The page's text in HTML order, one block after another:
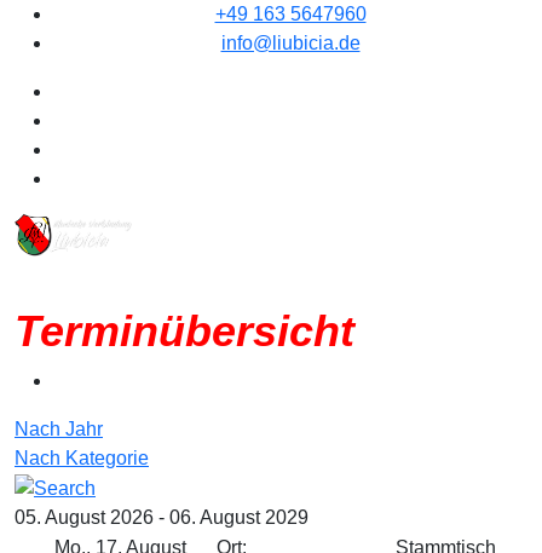
+49 163 5647960
info@liubicia.de
Terminübersicht
Nach Jahr
Nach Kategorie
05. August 2026 - 06. August 2029
Mo., 17. August
Ort:
Stammtisch